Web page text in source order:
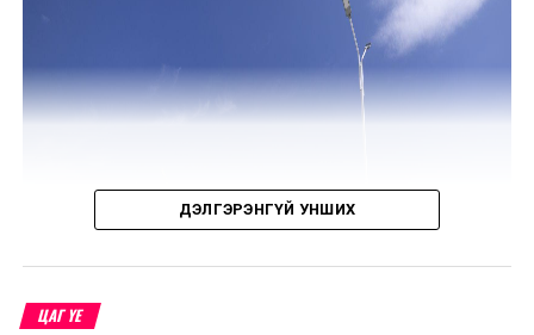
УНШСАН: 1311
усны үерийн эрсдэл нэмэгддэг
Гэмт хэргийн шинжтэй 89 гомдол, мэдээллийг шалгав
ДЭЛГЭРЭНГҮЙ УНШИХ
ЦАГ ҮЕ